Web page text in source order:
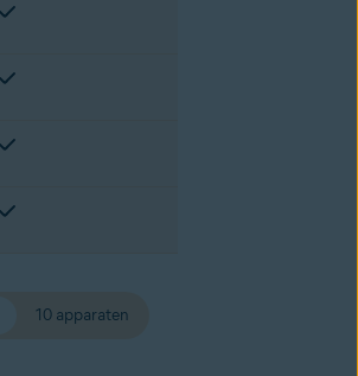
10 apparaten